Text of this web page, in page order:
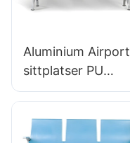
Aluminium Airport
sittplatser PU
Väntestol för
Lounge LC098